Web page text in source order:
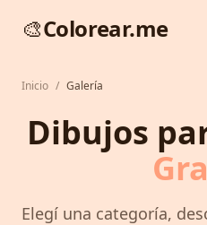
🎨Colorear.me
Inicio / Galería
Dibujos
Elegí una categoría,